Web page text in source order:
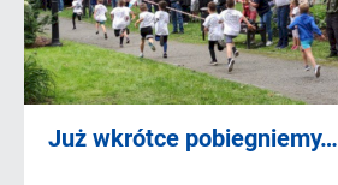
Już wkrótce pobiegniemy…